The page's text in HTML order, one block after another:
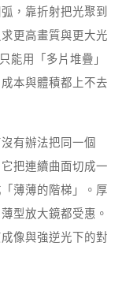
，靠折射把光聚到
更高畫質與更大光
能用「多片堆疊」
本與體積都上不去
有辦法把同一個
把連續曲面切成一
薄薄的階梯」。厚
型放大鏡都受惠。
像與強逆光下的對